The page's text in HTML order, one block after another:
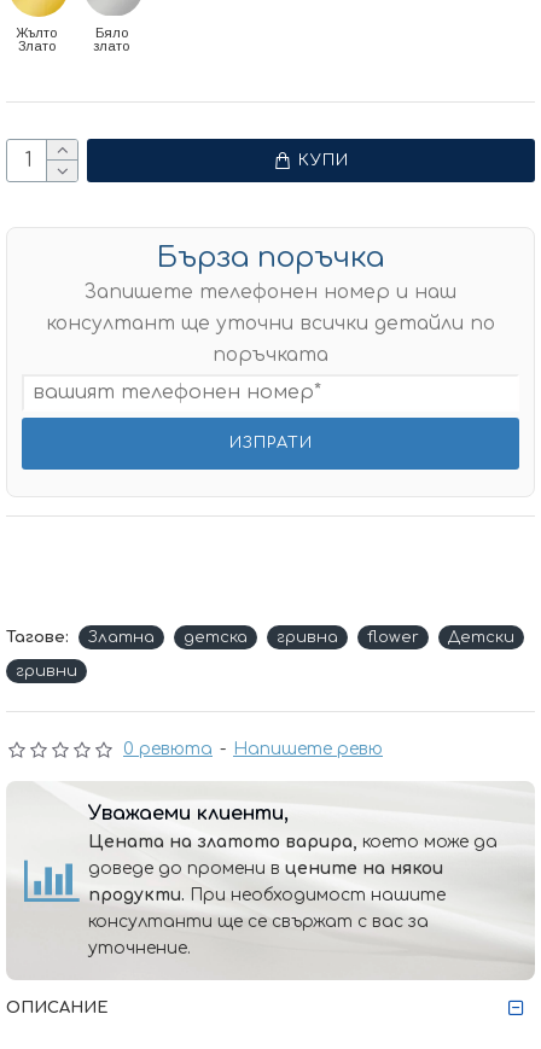
0 ревюта - Напишете ревю
Жълто
Злато
Бяло
злато
КУПИ
Бърза поръчка
Запишете телефонен номер и наш
консултант ще уточни всички детайли по
поръчката
Тагове: Златна детска гривна flower
Детски
гривни
Уважаеми клиенти,
Цената на златото варира, което може да
доведе до промени в цените на някои
продукти. При необходимост нашите
консултанти ще се свържат с вас за
уточнение.
ОПИСАНИЕ